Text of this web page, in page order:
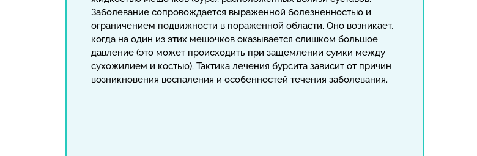
Заболевание сопровождается выраженной болезненностью и
ограничением подвижности в пораженной области. Оно возникает,
когда на один из этих мешочков оказывается слишком большое
давление (это может происходить при защемлении сумки между
сухожилием и костью). Тактика лечения бурсита зависит от причин
возникновения воспаления и особенностей течения заболевания.